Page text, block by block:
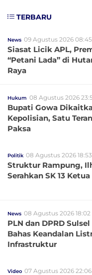
TERBARU
News 09 Agustus 2026 08:45
Siasat Licik APL,
“Petani Lada” di
Raya
Hukum 08 Agustus 2026
Bupati Gowa
Kepolisian, Satu
Paksa
Politik 08 Agustus 2026 18:53
Struktur Rampung,
Serahkan SK 13 Ketua
News 08 Agustus 2026 18:02
PLN dan DPRD
Bahas Keandalan
Infrastruktur
Video 07 Agustus 2026 22:06